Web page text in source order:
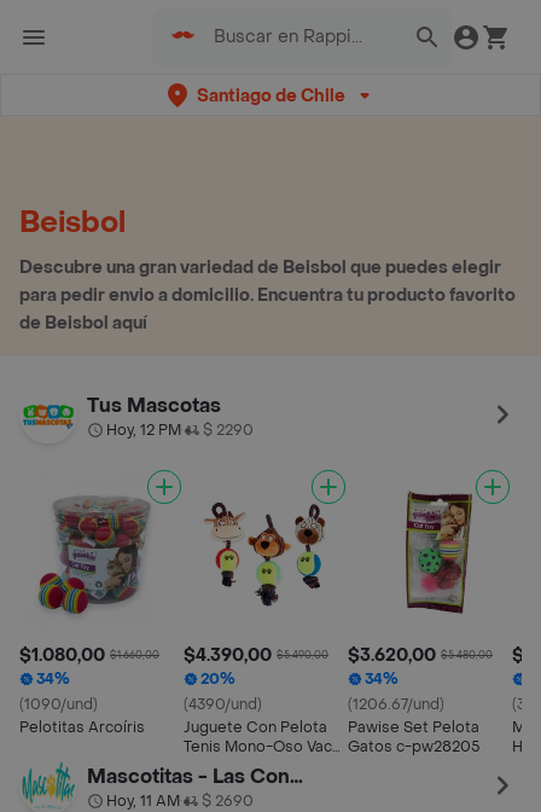
Santiago de Chile
Beisbol
Descubre una gran variedad de Beisbol que puedes elegir
para pedir envio a domicilio. Encuentra tu producto favorito
de Beisbol aquí
Tus Mascotas
Hoy, 12 PM• $ 2290
$1.080,00 $1.660,00
34%
(1090/und)
Pelotitas Arcoíris
$4.390,00 $5.490,00
20%
(4390/und)
Juguete Con Pelota
Tenis Mono-Oso Vaca
Mascotas Surtido
(PT310)
$3.620,00 $5.480,00
34%
(1206.67/und)
Pawise Set Pelota
Gatos c-pw28205
Mascotitas - Las Condes
Hoy, 11 AM• $ 2690